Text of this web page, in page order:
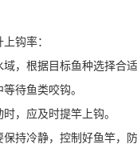
钩率：
，根据目标鱼种选择合
待鱼类咬钩。
，应及时提竿上钩。
持冷静，控制好鱼竿，